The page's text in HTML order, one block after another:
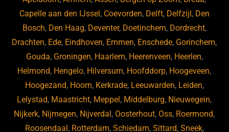
o
k
Capelle aan den IJssel, Coevorden, Delft, Delfzijl, Den
Bosch, Den Haag, Deventer, Doetinchem, Dordrecht,
Drachten, Ede, Eindhoven, Emmen, Enschede, Gorinchem,
Gouda, Groningen, Haarlem, Heerenveen, Heerlen,
Helmond, Hengelo, Hilversum, Hoofddorp, Hoogeveen,
Hoogezand, Hoorn, Kerkrade, Leeuwarden, Leiden,
Lelystad, Maastricht, Meppel, Middelburg, Nieuwegein,
Nijkerk, Nijmegen, Nijverdal, Oosterhout, Oss, Roermond,
Roosendaal, Rotterdam, Schiedam, Sittard, Sneek,